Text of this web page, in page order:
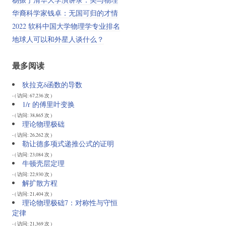
华裔科学家钱卓：无国可归的才情
2022 软科中国大学物理学专业排名
地球人可以和外星人谈什么？
最多阅读
狄拉克δ函数的导数
- ( 访问: 67,236 次 )
1/r 的傅里叶变换
- ( 访问: 38,865 次 )
理论物理极础
- ( 访问: 26,262 次 )
勒让德多项式递推公式的证明
- ( 访问: 23,084 次 )
牛顿壳层定理
- ( 访问: 22,930 次 )
解扩散方程
- ( 访问: 21,404 次 )
理论物理极础7：对称性与守恒
定律
- ( 访问: 21,369 次 )